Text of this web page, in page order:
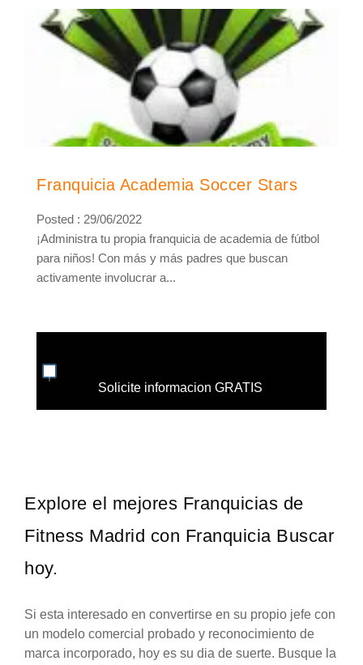
Franquicia Academia Soccer Stars
Posted : 29/06/2022
¡Administra tu propia franquicia de academia de fútbol
para niños! Con más y más padres que buscan
activamente involucrar a...
Solicite informacion GRATIS
Explore el mejores Franquicias de
Fitness Madrid con Franquicia Buscar
hoy.
Si esta interesado en convertirse en su propio jefe con
un modelo comercial probado y reconocimiento de
marca incorporado, hoy es su dia de suerte. Busque la